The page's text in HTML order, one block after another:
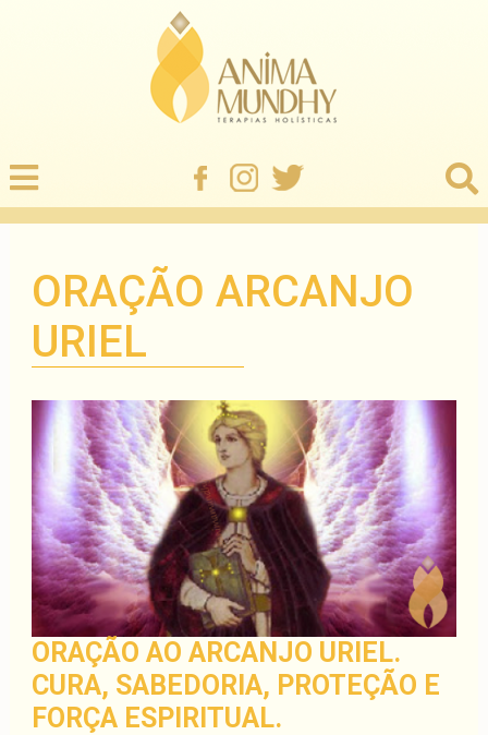
ORAÇÃO ARCANJO
URIEL
ORAÇÃO AO ARCANJO URIEL.
CURA, SABEDORIA, PROTEÇÃO E
FORÇA ESPIRITUAL.